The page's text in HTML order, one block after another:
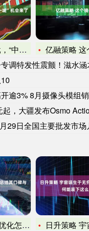
机会来了
亿融策略 这个镜
特发性震颤！滋水涵木熄
3% 8月摄像头模组销售
，大疆发布Osmo
29日全国主要批发市
价比的关键看
日升策略 宇宙诞生于无穷小的奇